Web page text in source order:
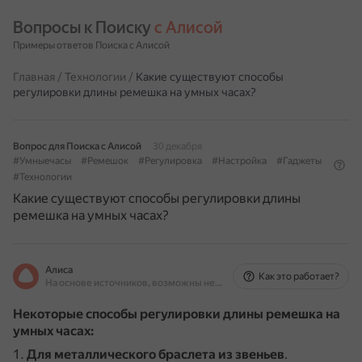
Вопросы к Поиску с Алисой
Примеры ответов Поиска с Алисой
Главная / Технологии / Какие существуют способы
регулировки длины ремешка на умных часах?
Вопрос для Поиска с Алисой
30 декабря
#Умныечасы
#Ремешок #Регулировка #Настройка
#Гаджеты
#Технологии
Какие существуют способы регулировки длины
ремешка на умных часах?
Алиса
На основе источников, возможны неточности
Как это работает?
Некоторые способы регулировки длины ремешка на
умных часах:
Для металлического браслета из звеньев.